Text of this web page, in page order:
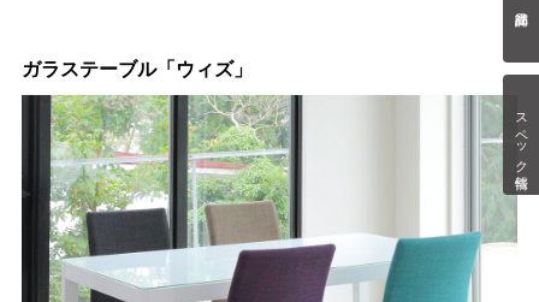
スペック情報
ガラステーブル「ウィズ」